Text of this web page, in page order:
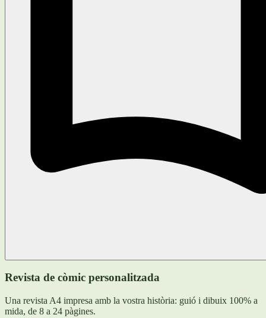
Revista de còmic personalitzada
Una revista A4 impresa amb la vostra història: guió i dibuix 100% a
mida, de 8 a 24 pàgines.